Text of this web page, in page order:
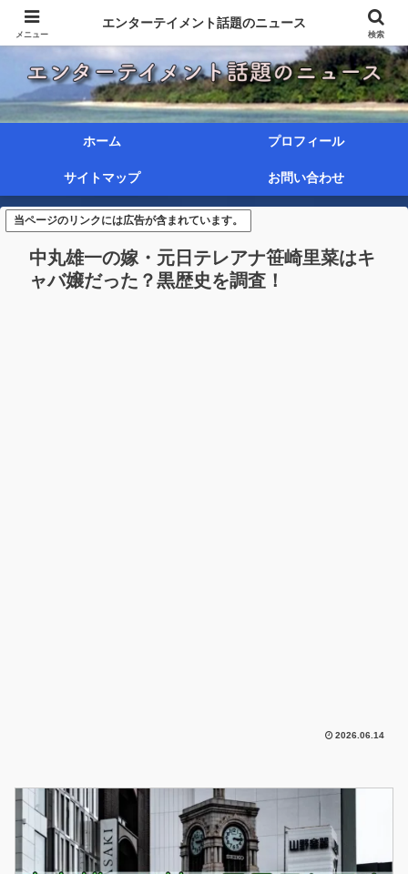
ホーム プロフィール
サイトマップ お問い合わせ
当ページのリンクには広告が含まれています。
中丸雄一の嫁・元日テレアナ笹崎里菜はキ
ャバ嬢だった？黒歴史を調査！
2026.06.14
メニュー
エンターテイメント話題のニュース
検索